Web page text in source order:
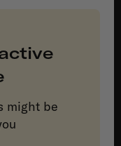
might be